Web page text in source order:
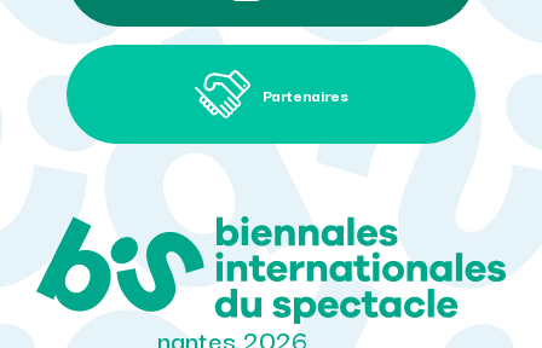
Partenaires
nantes 2026